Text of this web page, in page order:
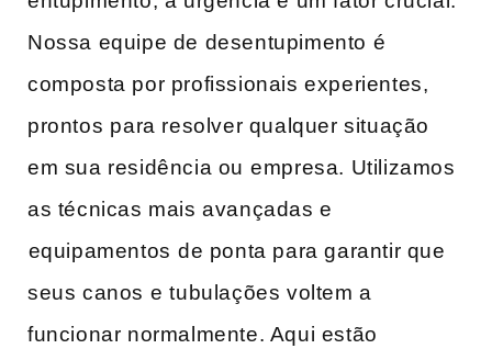
Nossa‌ equipe de desentupimento é
composta por profissionais experientes,⁢
prontos ⁤para resolver qualquer situação
em‍ sua residência ou ⁣empresa. Utilizamos
as técnicas mais avançadas e
⁢equipamentos ⁣de ponta para‌ garantir que
seus canos⁤ e tubulações voltem a
funcionar normalmente. Aqui estão